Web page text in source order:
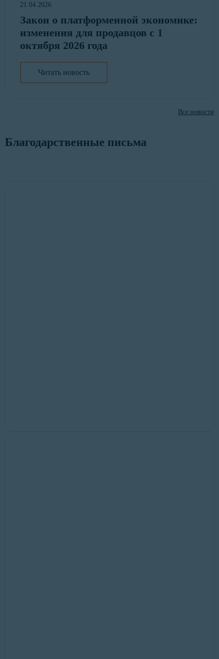
21.04.2026
Закон о платформенной экономике:
изменения для продавцов с 1
октября 2026 года
Читать новость
Все новости
Благодарственные письма